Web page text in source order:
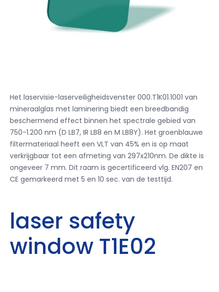
Het laservisie-laserveiligheidsvenster 000.T1K01.1001 van
mineraalglas met laminering biedt een breedbandig
beschermend effect binnen het spectrale gebied van
750-1.200 nm (D LB7, IR LB8 en M LB8Y). Het groenblauwe
filtermateriaal heeft een VLT van 45% en is op maat
verkrijgbaar tot een afmeting van 297x210nm. De dikte is
ongeveer 7 mm. Dit raam is gecertificeerd vlg. EN207 en
CE gemarkeerd met 5 en 10 sec. van de testtijd.
laser safety
window T1E02